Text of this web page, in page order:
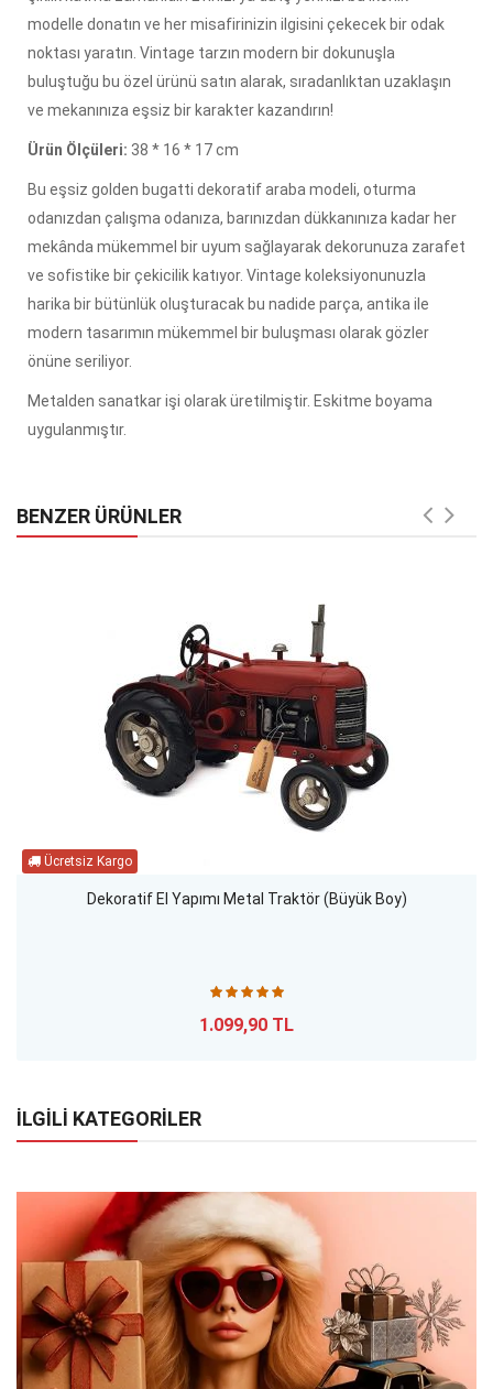
modelle donatın ve her misafirinizin ilgisini çekecek bir odak
noktası yaratın. Vintage tarzın modern bir dokunuşla
buluştuğu bu özel ürünü satın alarak, sıradanlıktan uzaklaşın
ve mekanınıza eşsiz bir karakter kazandırın!
Ürün Ölçüleri: 38 * 16 * 17 cm
Bu eşsiz golden bugatti dekoratif araba modeli, oturma
odanızdan çalışma odanıza, barınızdan dükkanınıza kadar her
mekânda mükemmel bir uyum sağlayarak dekorunuza zarafet
ve sofistike bir çekicilik katıyor. Vintage koleksiyonunuzla
harika bir bütünlük oluşturacak bu nadide parça, antika ile
modern tasarımın mükemmel bir buluşması olarak gözler
önüne seriliyor.
Metalden sanatkar işi olarak üretilmiştir. Eskitme boyama
uygulanmıştır.
BENZER ÜRÜNLER
Dekoratif El Yapımı Metal Traktör (Büyük Boy)
1.099,90 TL
İLGİLİ KATEGORİLER